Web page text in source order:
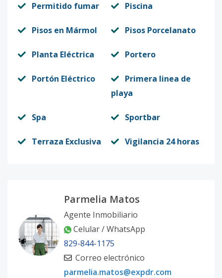
Permitido fumar Piscina
Pisos en Mármol Pisos Porcelanato
Planta Eléctrica Portero
Portón Eléctrico
Primera linea de
playa
Spa Sportbar
Terraza Exclusiva Vigilancia 24 horas
Parmelia Matos
Agente Inmobiliario
Celular / WhatsApp
829-844-1175
Correo electrónico
parmelia.matos@expdr.com